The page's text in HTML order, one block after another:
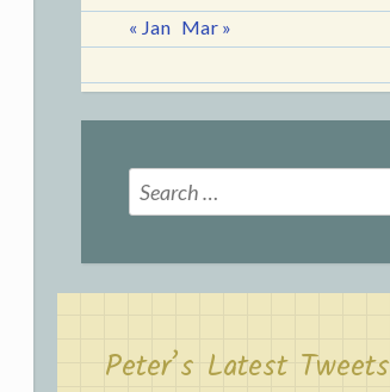
« Jan Mar »
Search
for:
Peter’s Latest Tweets